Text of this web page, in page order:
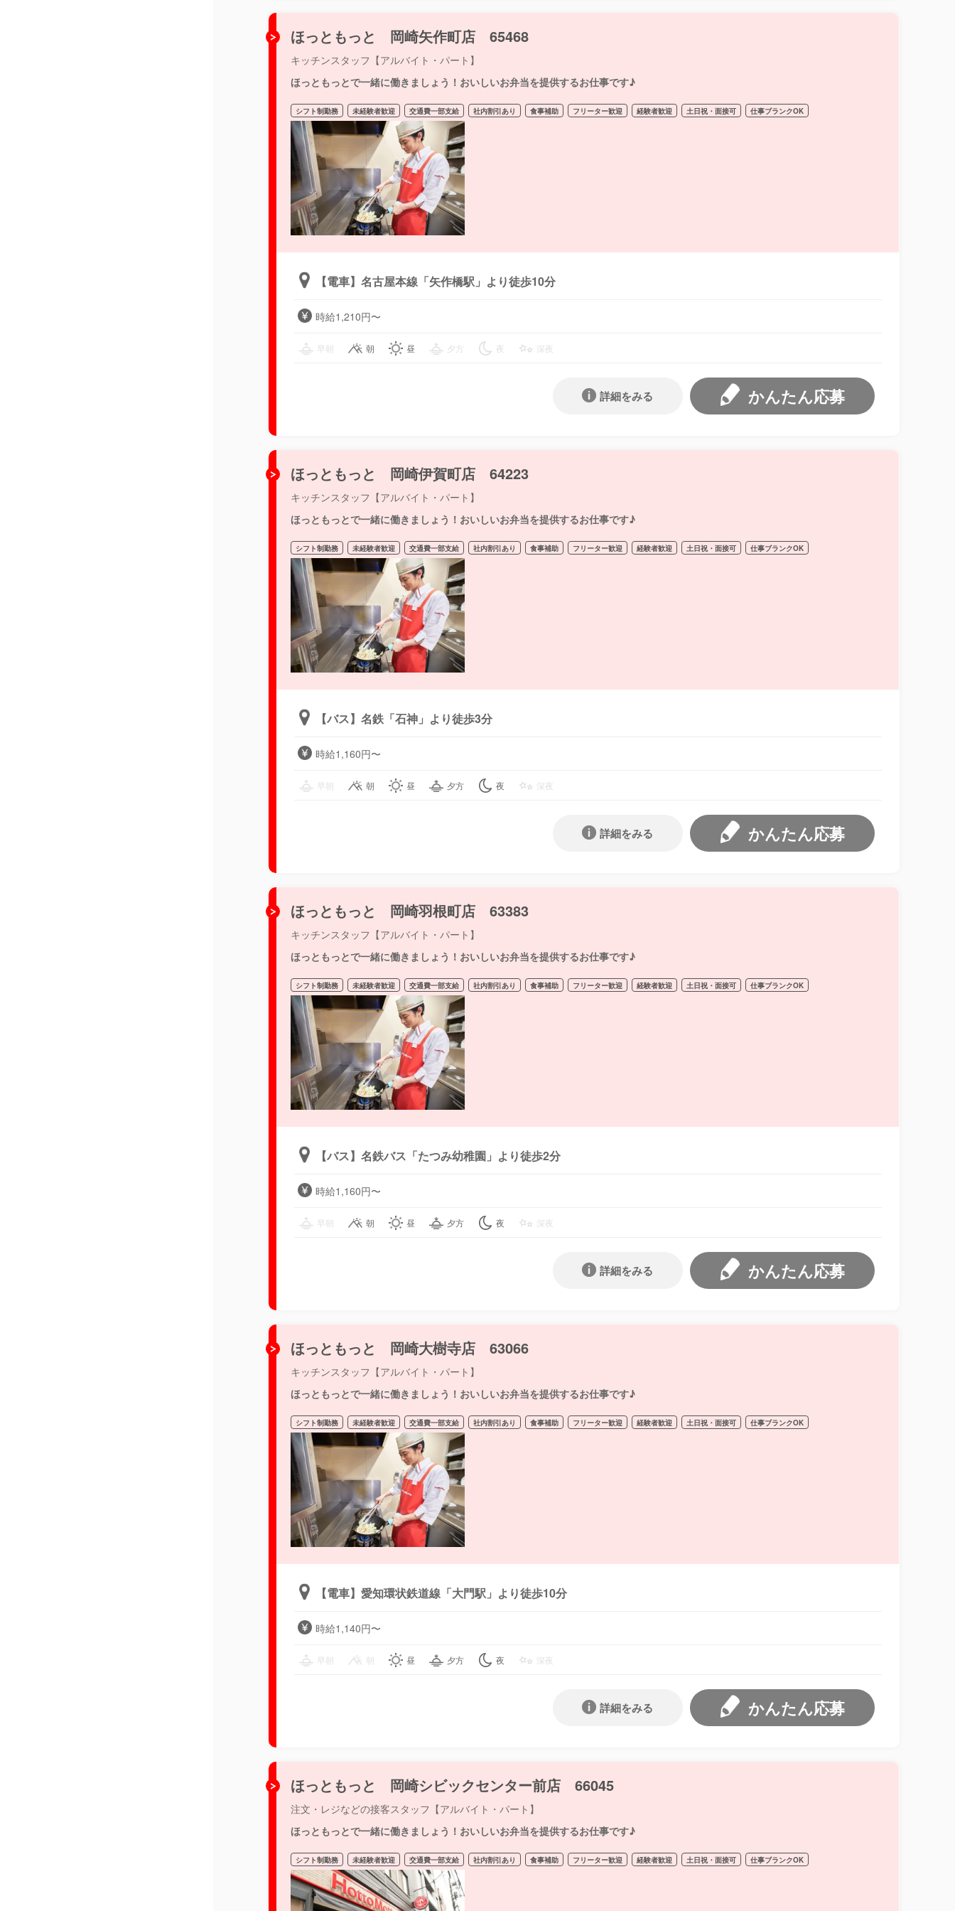
ほっともっと 岡崎矢作町店 65468
キッチンスタッフ【アルバイト・パート】
ほっともっとで一緒に働きましょう！おいしいお弁当を提供するお仕事です♪
シフト制勤務 未経験者歓迎 交通費一部支給 社内割引あり 食事補助 フリーター歓迎 経験者歓迎 土日祝・面接可 仕事ブランクOK
【電車】名古屋本線「矢作橋駅」より徒歩10分
時給1,210円〜
早朝 朝 昼 夕方 夜 深夜
かんたん応募
詳細をみる
ほっともっと 岡崎伊賀町店 64223
キッチンスタッフ【アルバイト・パート】
ほっともっとで一緒に働きましょう！おいしいお弁当を提供するお仕事です♪
シフト制勤務 未経験者歓迎 交通費一部支給 社内割引あり 食事補助 フリーター歓迎 経験者歓迎 土日祝・面接可 仕事ブランクOK
【バス】名鉄「石神」より徒歩3分
時給1,160円〜
早朝 朝 昼 夕方 夜 深夜
かんたん応募
詳細をみる
ほっともっと 岡崎羽根町店 63383
キッチンスタッフ【アルバイト・パート】
ほっともっとで一緒に働きましょう！おいしいお弁当を提供するお仕事です♪
シフト制勤務 未経験者歓迎 交通費一部支給 社内割引あり 食事補助 フリーター歓迎 経験者歓迎 土日祝・面接可 仕事ブランクOK
【バス】名鉄バス「たつみ幼稚園」より徒歩2分
時給1,160円〜
早朝 朝 昼 夕方 夜 深夜
かんたん応募
詳細をみる
ほっともっと 岡崎大樹寺店 63066
キッチンスタッフ【アルバイト・パート】
ほっともっとで一緒に働きましょう！おいしいお弁当を提供するお仕事です♪
シフト制勤務 未経験者歓迎 交通費一部支給 社内割引あり 食事補助 フリーター歓迎 経験者歓迎 土日祝・面接可 仕事ブランクOK
【電車】愛知環状鉄道線「大門駅」より徒歩10分
時給1,140円〜
早朝 朝 昼 夕方 夜 深夜
かんたん応募
詳細をみる
ほっともっと 岡崎シビックセンター前店 66045
注文・レジなどの接客スタッフ【アルバイト・パート】
ほっともっとで一緒に働きましょう！おいしいお弁当を提供するお仕事です♪
シフト制勤務 未経験者歓迎 交通費一部支給 社内割引あり 食事補助 フリーター歓迎 経験者歓迎 土日祝・面接可 仕事ブランクOK